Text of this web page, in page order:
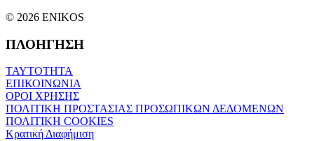
© 2026 ENIKOS
ΠΛΟΗΓΗΣΗ
ΤΑΥΤΟΤΗΤΑ
ΕΠΙΚΟΙΝΩΝΙΑ
ΟΡΟΙ ΧΡΗΣΗΣ
ΠΟΛΙΤΙΚΗ ΠΡΟΣΤΑΣΙΑΣ ΠΡΟΣΩΠΙΚΩΝ ΔΕΔΟΜΕΝΩΝ
ΠΟΛΙΤΙΚΗ COOKIES
Κρατική Διαφήμιση